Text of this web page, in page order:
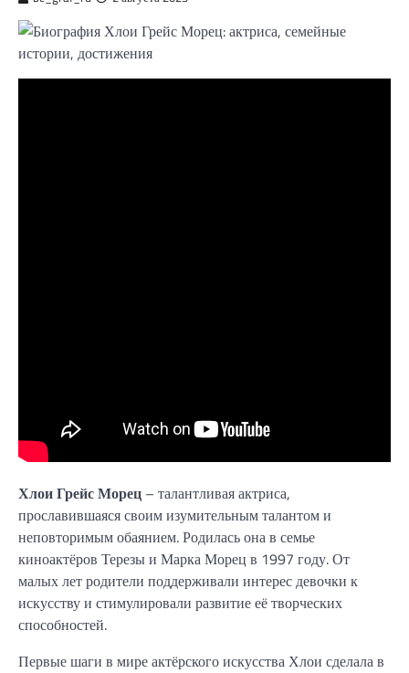
Хлои Грейс Морец – талантливая актриса,
прославившаяся своим изумительным талантом и
неповторимым обаянием. Родилась она в семье
киноактёров Терезы и Марка Морец в 1997 году. От
малых лет родители поддерживали интерес девочки к
искусству и стимулировали развитие её творческих
способностей.
Первые шаги в мире актёрского искусства Хлои сделала в